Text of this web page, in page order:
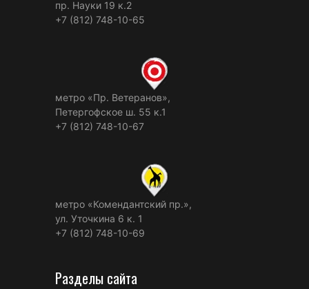
пр. Науки 19 к.2
+7 (812) 748-10-65
метро «Пр. Ветеранов»,
Петергофское ш. 55 к.1
+7 (812) 748-10-67
метро «Комендантский пр.»,
ул. Уточкина 6 к. 1
+7 (812) 748-10-69
Разделы сайта